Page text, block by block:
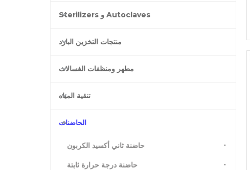
Autoclaves و Sterilizers
منتجات التخزين البارد
مطهر ومنظفات الغسالات
تنقية المياه
الحاضنات
حاضنة ثاني أكسيد الكربون
حاضنة درجة حرارة ثابتة